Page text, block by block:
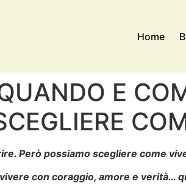
Home
E
Però possiamo scegliere come
con coraggio, amore e verità…